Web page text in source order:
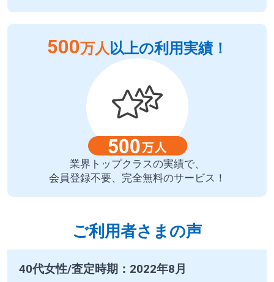
500万人以上の利用実績！
業界トップクラスの実績で、
会員登録不要、完全無料のサービス！
ご利用者さまの声
40代女性/査定時期：2022年8月